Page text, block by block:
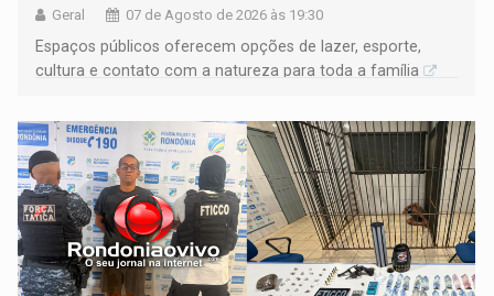
Geral 07 de Agosto de 2026 às 19:30
Espaços públicos oferecem opções de lazer, esporte,
cultura e contato com a natureza para toda a família